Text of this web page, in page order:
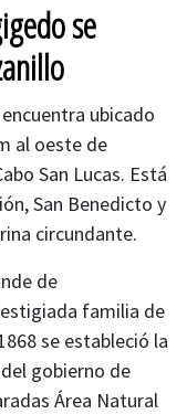
se
ubicado
al oeste de
San Lucas. Está
San Benedicto y
circundante.
de
familia de
se estableció la
gobierno de
Área Natural